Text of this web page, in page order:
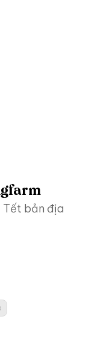
Tết bản địa